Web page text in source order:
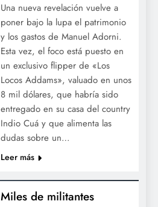
Una nueva revelación vuelve a
poner bajo la lupa el patrimonio
y los gastos de Manuel Adorni.
Esta vez, el foco está puesto en
un exclusivo flipper de «Los
Locos Addams», valuado en unos
8 mil dólares, que habría sido
entregado en su casa del country
Indio Cuá y que alimenta las
dudas sobre un…
Leer más
Miles de militantes